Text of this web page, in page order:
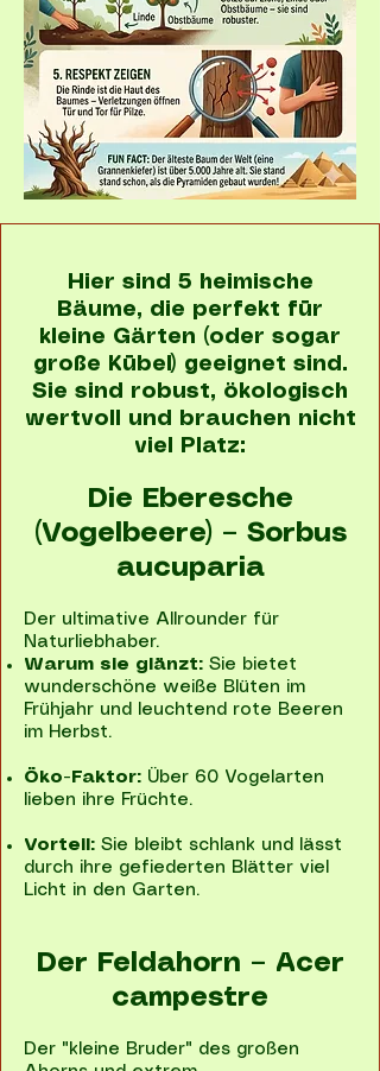
Hier sind 5 heimische
Bäume, die perfekt für
kleine Gärten (oder sogar
große Kübel) geeignet sind.
Sie sind robust, ökologisch
wertvoll und brauchen nicht
viel Platz:
Die Eberesche
(Vogelbeere) – Sorbus
aucuparia
Der ultimative Allrounder für
Naturliebhaber.
Warum sie glänzt: Sie bietet
wunderschöne weiße Blüten im
Frühjahr und leuchtend rote Beeren
im Herbst.
Öko-Faktor: Über 60 Vogelarten
lieben ihre Früchte.
Vorteil: Sie bleibt schlank und lässt
durch ihre gefiederten Blätter viel
Licht in den Garten.
Der Feldahorn – Acer
campestre
Der "kleine Bruder" des großen